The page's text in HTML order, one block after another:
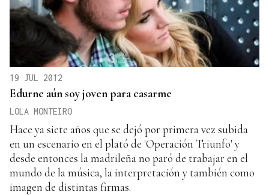
19 JUL 2012
Edurne aún soy joven para casarme
LOLA MONTEIRO
Hace ya siete años que se dejó por primera vez subida
en un escenario en el plató de 'Operación Triunfo' y
desde entonces la madrileña no paró de trabajar en el
mundo de la música, la interpretación y también como
imagen de distintas firmas.